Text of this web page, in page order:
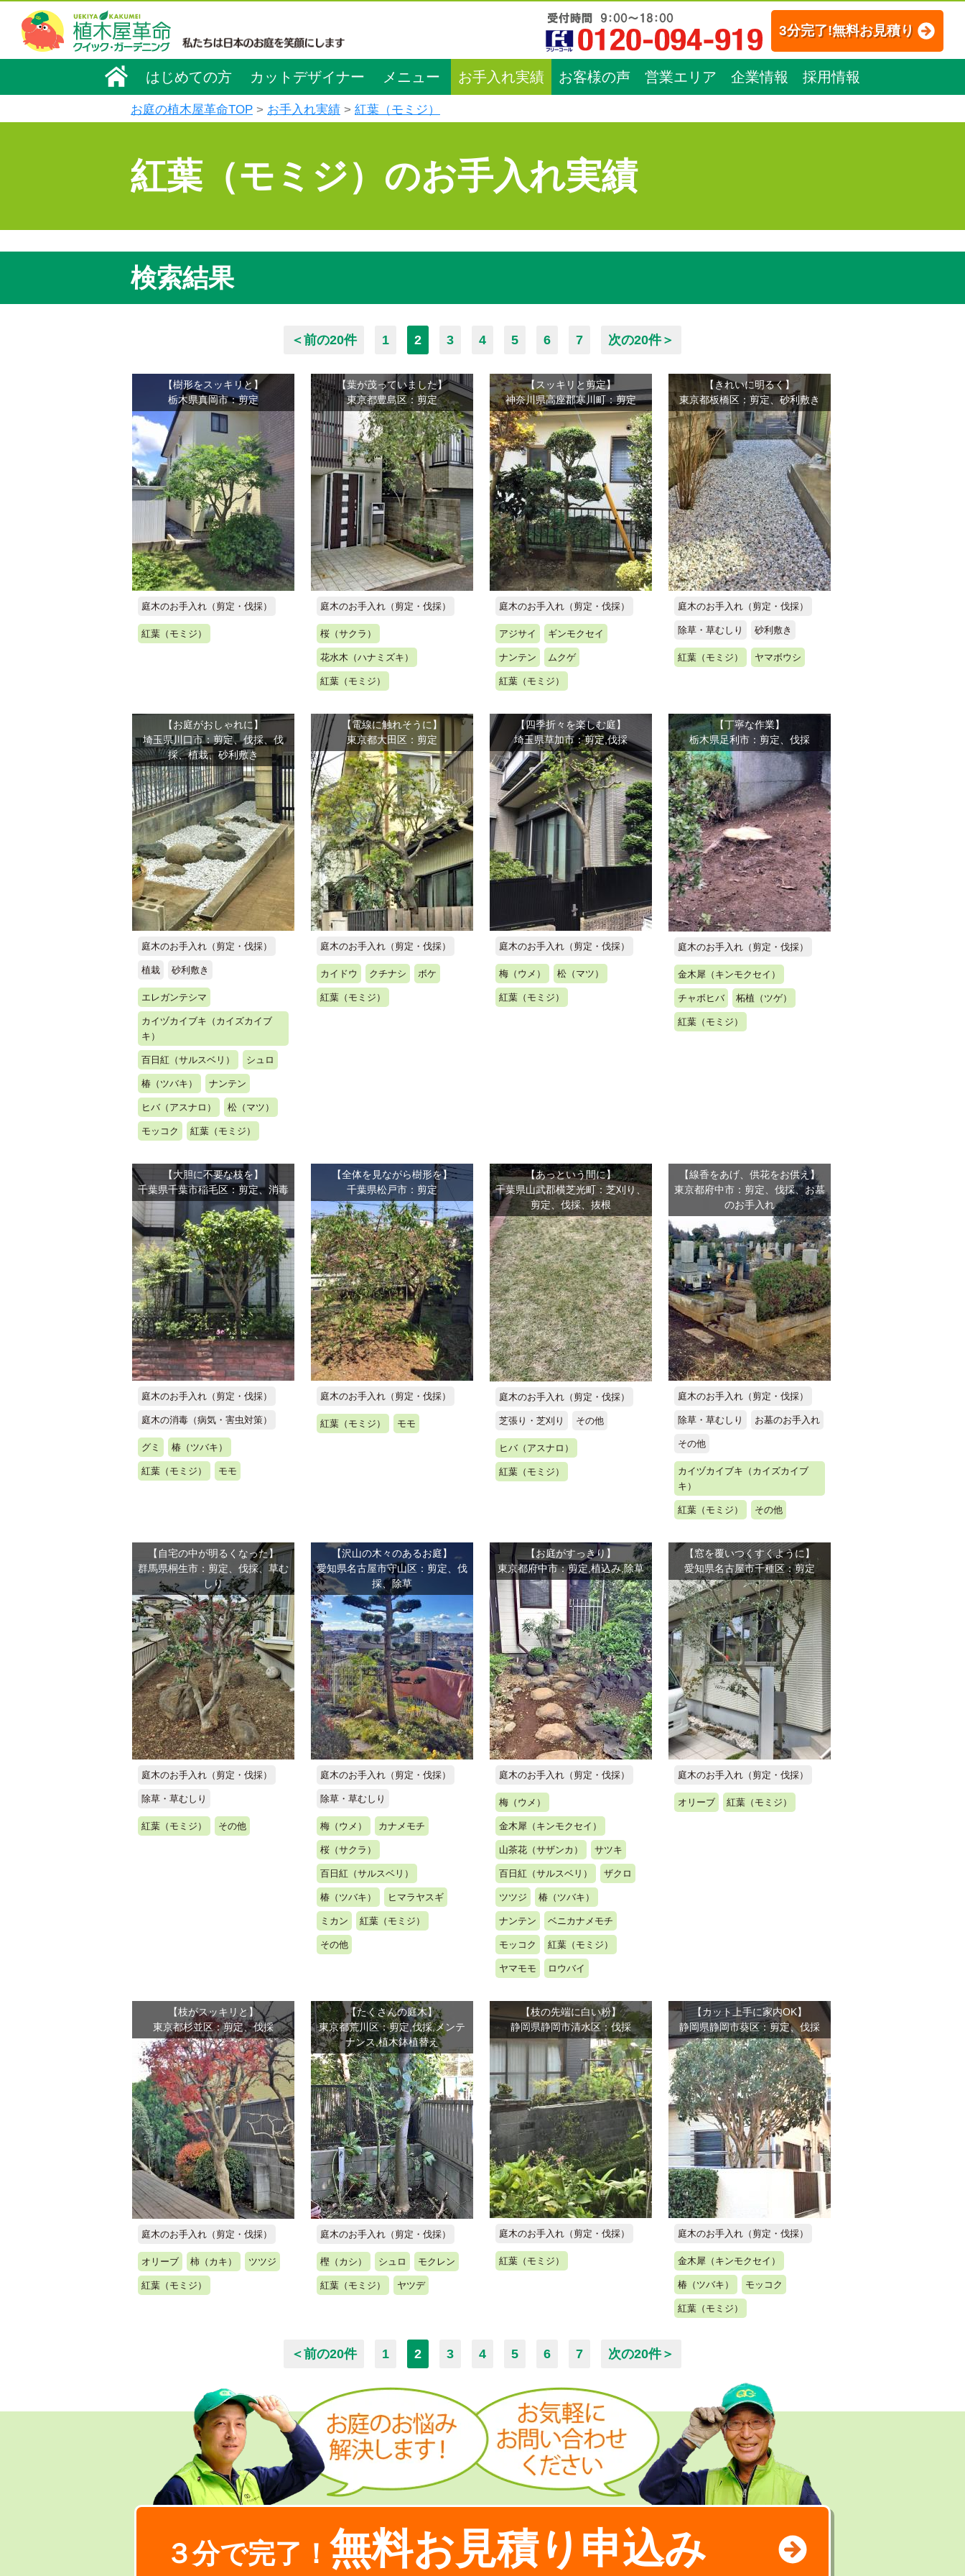
3分完了!無料お見積り
はじめての方 カットデザイナー メニュー お手入れ実績 お客様の声 営業エリア 企業情報 採用情報
お庭の植木屋革命TOP お手入れ実績 紅葉（モミジ）
紅葉（モミジ）のお手入れ実績
検索結果
＜前の20件 1 2 3 4 5 6 7 次の20件＞
【樹形をスッキリと】
栃木県真岡市：剪定
庭木のお手入れ（剪定・伐採）
紅葉（モミジ）
【葉が茂っていました】
東京都豊島区：剪定
庭木のお手入れ（剪定・伐採）
桜（サクラ）
花水木（ハナミズキ）
紅葉（モミジ）
【スッキリと剪定】
神奈川県高座郡寒川町：剪定
庭木のお手入れ（剪定・伐採）
アジサイ ギンモクセイ
ナンテン ムクゲ
紅葉（モミジ）
【きれいに明るく】
東京都板橋区：剪定、砂利敷き
庭木のお手入れ（剪定・伐採）
除草・草むしり 砂利敷き
紅葉（モミジ） ヤマボウシ
【お庭がおしゃれに】
埼玉県川口市：剪定、伐採、伐
採、植栽、砂利敷き
庭木のお手入れ（剪定・伐採）
植栽 砂利敷き
エレガンテシマ
カイヅカイブキ（カイズカイブ
キ）
百日紅（サルスベリ） シュロ
椿（ツバキ） ナンテン
ヒバ（アスナロ） 松（マツ）
モッコク 紅葉（モミジ）
【電線に触れそうに】
東京都大田区：剪定
庭木のお手入れ（剪定・伐採）
カイドウ クチナシ ボケ
紅葉（モミジ）
【四季折々を楽しむ庭】
埼玉県草加市：剪定,伐採
庭木のお手入れ（剪定・伐採）
梅（ウメ） 松（マツ）
紅葉（モミジ）
【丁寧な作業】
栃木県足利市：剪定、伐採
庭木のお手入れ（剪定・伐採）
金木犀（キンモクセイ）
チャボヒバ 柘植（ツゲ）
紅葉（モミジ）
【大胆に不要な枝を】
千葉県千葉市稲毛区：剪定、消毒
庭木のお手入れ（剪定・伐採）
庭木の消毒（病気・害虫対策）
グミ 椿（ツバキ）
紅葉（モミジ） モモ
【全体を見ながら樹形を】
千葉県松戸市：剪定
庭木のお手入れ（剪定・伐採）
紅葉（モミジ） モモ
【あっという間に】
千葉県山武郡横芝光町：芝刈り、
剪定、伐採、抜根
庭木のお手入れ（剪定・伐採）
芝張り・芝刈り その他
ヒバ（アスナロ）
紅葉（モミジ）
【線香をあげ、供花をお供え】
東京都府中市：剪定、伐採、お墓
のお手入れ
庭木のお手入れ（剪定・伐採）
除草・草むしり お墓のお手入れ
その他
カイヅカイブキ（カイズカイブ
キ）
紅葉（モミジ） その他
【自宅の中が明るくなった】
群馬県桐生市：剪定、伐採、草む
しり
庭木のお手入れ（剪定・伐採）
除草・草むしり
紅葉（モミジ） その他
【沢山の木々のあるお庭】
愛知県名古屋市守山区：剪定、伐
採、除草
庭木のお手入れ（剪定・伐採）
除草・草むしり
梅（ウメ） カナメモチ
桜（サクラ）
百日紅（サルスベリ）
椿（ツバキ） ヒマラヤスギ
ミカン 紅葉（モミジ）
その他
【お庭がすっきり】
東京都府中市：剪定,植込み,除草
庭木のお手入れ（剪定・伐採）
梅（ウメ）
金木犀（キンモクセイ）
山茶花（サザンカ） サツキ
百日紅（サルスベリ） ザクロ
ツツジ 椿（ツバキ）
ナンテン ベニカナメモチ
モッコク 紅葉（モミジ）
ヤマモモ ロウバイ
【窓を覆いつくすくように】
愛知県名古屋市千種区：剪定
庭木のお手入れ（剪定・伐採）
オリーブ 紅葉（モミジ）
【枝がスッキリと】
東京都杉並区：剪定、伐採
庭木のお手入れ（剪定・伐採）
オリーブ 柿（カキ） ツツジ
紅葉（モミジ）
【たくさんの庭木】
東京都荒川区：剪定,伐採,メンテ
ナンス,植木鉢植替え
庭木のお手入れ（剪定・伐採）
樫（カシ） シュロ モクレン
紅葉（モミジ） ヤツデ
【枝の先端に白い粉】
静岡県静岡市清水区：伐採
庭木のお手入れ（剪定・伐採）
紅葉（モミジ）
【カット上手に家内OK】
静岡県静岡市葵区：剪定、伐採
庭木のお手入れ（剪定・伐採）
金木犀（キンモクセイ）
椿（ツバキ） モッコク
紅葉（モミジ）
＜前の20件 1 2 3 4 5 6 7 次の20件＞
３分で完了！ 無料お見積り申込み